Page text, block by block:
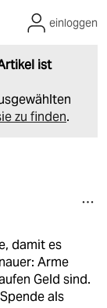
ist
zu finden.
einloggen
damit es
Arme
Geld sind.
als